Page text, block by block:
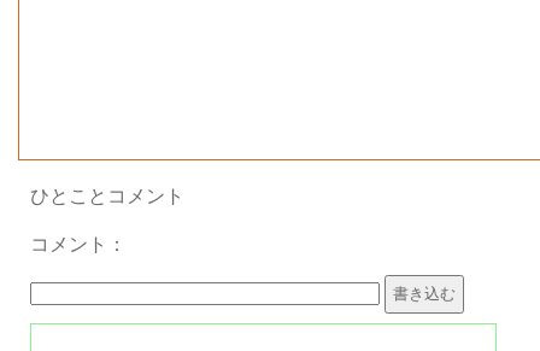
ひとことコメント
コメント：